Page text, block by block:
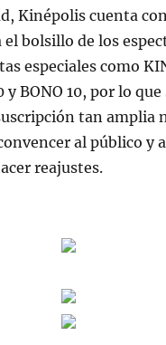
Kinépolis cuenta
bolsillo de los
especiales como
y BONO 10, por lo que
tan amplia
al público y
reajustes.